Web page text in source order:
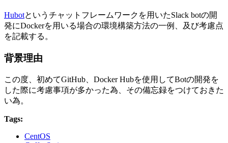
Hubotというチャットフレームワークを用いたSlack botの開
発にDockerを用いる場合の環境構築方法の一例、及び考慮点
を記載する。
背景理由
この度、初めてGitHub、Docker Hubを使用してBotの開発を
した際に考慮事項が多かった為、その備忘録をつけておきた
い為。
Tags:
CentOS